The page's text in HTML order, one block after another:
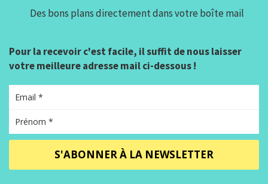
Des bons plans directement dans votre boîte mail
Pour la recevoir c'est facile, il suffit de nous laisser
votre meilleure adresse mail ci-dessous !
S'ABONNER À LA NEWSLETTER